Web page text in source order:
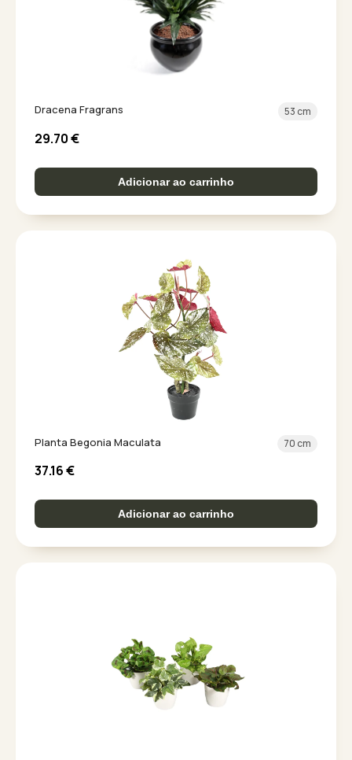
Dracena Fragrans 53 cm
29.70€
Adicionar ao carrinho
Planta Begonia Maculata 70 cm
37.16€
Adicionar ao carrinho